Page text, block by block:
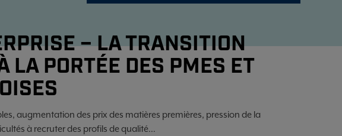
– LA TRANSITION
LA PORTÉE DES PMES ET
augmentation des prix des matières premières, pression de la
à recruter des profils de qualité…